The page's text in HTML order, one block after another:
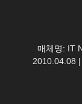
매체명: IT
2010.04.08